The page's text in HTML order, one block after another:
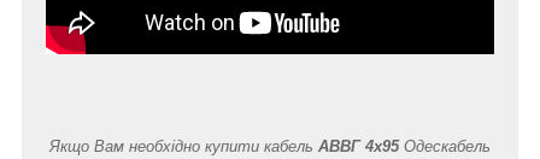
Якщо Вам необхідно купити кабель АВВГ 4x95 Одескабель